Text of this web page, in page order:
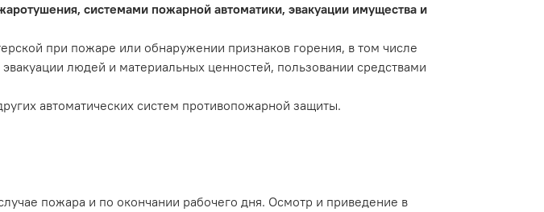
системами пожарной автоматики, эвакуации имущества и
при пожаре или обнаружении признаков горения, в том числе
людей и материальных ценностей, пользовании средствами
автоматических систем противопожарной защиты.
пожара и по окончании рабочего дня. Осмотр и приведение в